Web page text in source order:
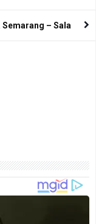
Semarang – Sala